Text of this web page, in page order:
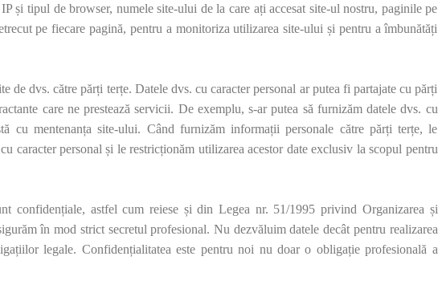
și tipul de browser, numele site-ului de la care ați accesat site-ul nostru, paginile pe
pe fiecare pagină, pentru a monitoriza utilizarea site-ului și pentru a îmbunătăți
dvs. către părți terțe. Datele dvs. cu caracter personal ar putea fi partajate cu părți
care ne prestează servicii. De exemplu, s-ar putea să furnizăm datele dvs. cu
cu mentenanța site-ului. Când furnizăm informații personale către părți terțe, le
caracter personal și le restricționăm utilizarea acestor date exclusiv la scopul pentru
confidențiale, astfel cum reiese și din Legea nr. 51/1995 privind Organizarea și
în mod strict secretul profesional. Nu dezvăluim datele decât pentru realizarea
legale. Confidențialitatea este pentru noi nu doar o obligație profesională a